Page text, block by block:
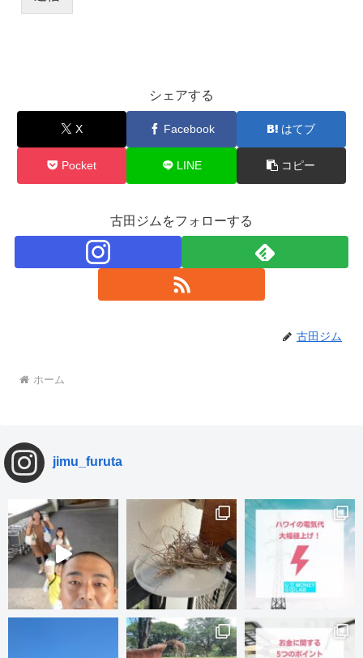
シェアする
X Facebook はてブ
Pocket LINE コピー
古田ジムをフォローする
古田ジム
ホーム
jimu_furuta